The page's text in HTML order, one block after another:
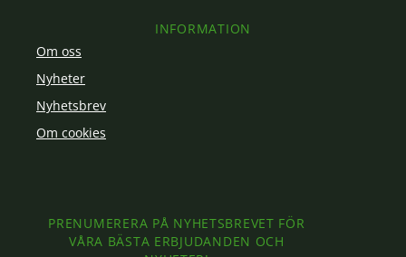
INFORMATION
Om oss
Nyheter
Nyhetsbrev
Om cookies
PRENUMERERA PÅ NYHETSBREVET FÖR
VÅRA BÄSTA ERBJUDANDEN OCH